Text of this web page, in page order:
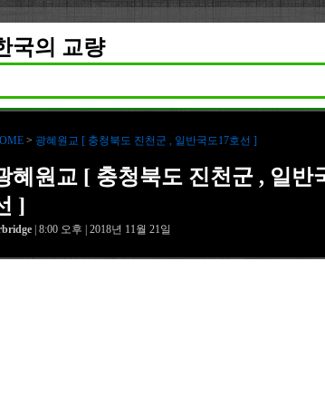
국의 교량
> 광혜원교 [ 충청북도 진천군 , 일반국도17호선 ]
혜원교 [ 충청북도 진천군 , 일반
]
| 8:00 오후 | 2018년 11월 21일